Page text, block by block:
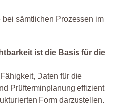
bei sämtlichen Prozessen im
ist die Basis für die
Daten für die
Prüfterminplanung effizient
Form darzustellen.